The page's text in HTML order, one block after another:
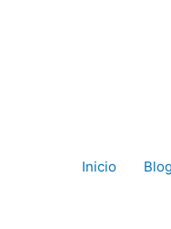
Inicio Blog